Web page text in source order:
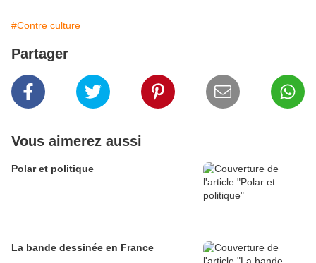
#Contre culture
Partager
Vous aimerez aussi
Polar et politique
La bande dessinée en France